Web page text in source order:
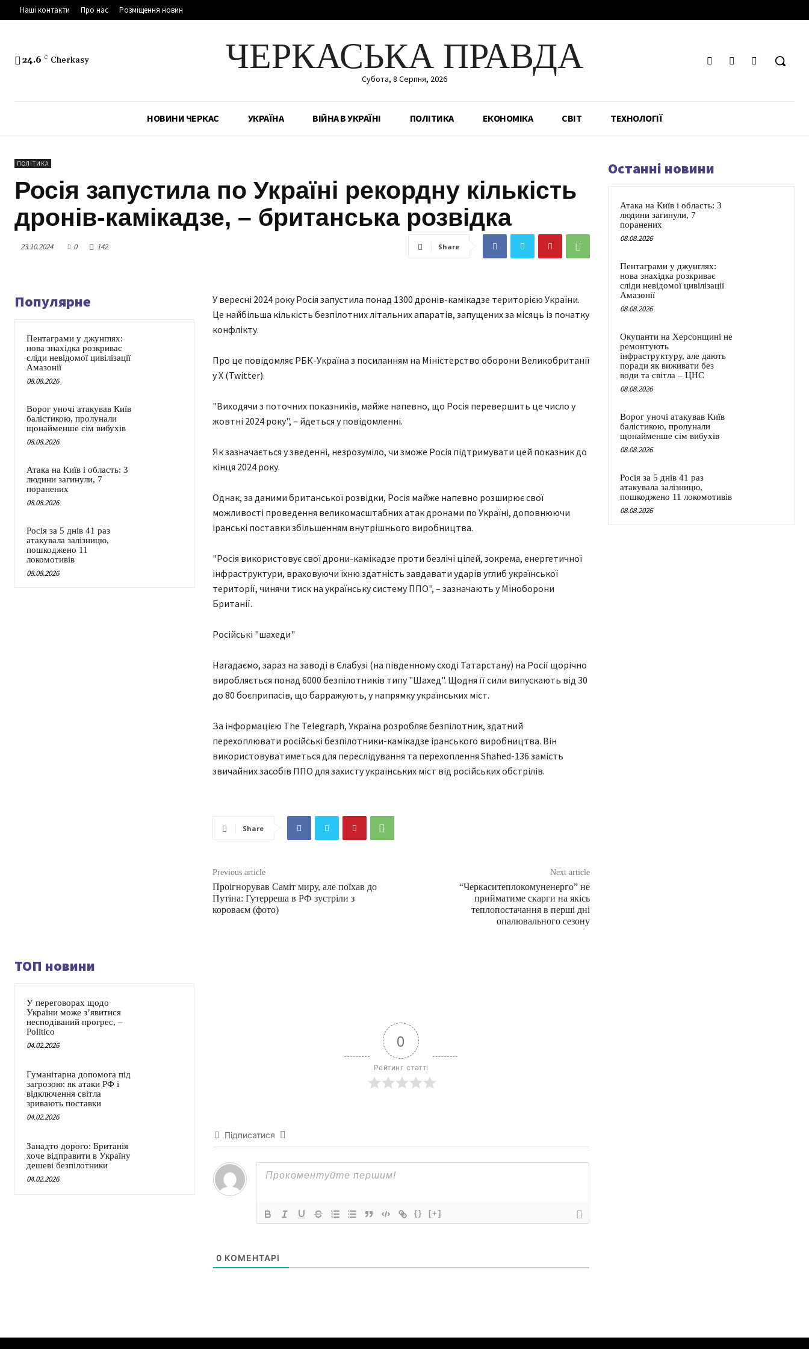
Наші контакти Про нас Розміщення новин
24.6 C Cherkasy ЧЕРКАСЬКА ПРАВДА
Субота, 8 Серпня, 2026
НОВИНИ ЧЕРКАС УКРАЇНА ВІЙНА В УКРАЇНІ ПОЛІТИКА ЕКОНОМІКА СВІТ ТЕХНОЛОГІЇ
ПОЛІТИКА
Росія запустила по Україні рекордну кількість
дронів-камікадзе, – британська розвідка
23.10.2024 0 142 Share
Популярне
Пентаграми у джунглях:
нова знахідка розкриває
сліди невідомої цивілізації
Амазонії
08.08.2026
Ворог уночі атакував Київ
балістикою, пролунали
щонайменше сім вибухів
08.08.2026
Атака на Київ і область: 3
людини загинули, 7
поранених
08.08.2026
Росія за 5 днів 41 раз
атакувала залізницю,
пошкоджено 11
локомотивів
08.08.2026
У вересні 2024 року Росія запустила понад 1300 дронів-камікадзе територією України.
Це найбільша кількість безпілотних літальних апаратів, запущених за місяць із початку
конфлікту.
Про це повідомляє РБК-Україна з посиланням на Міністерство оборони Великобританії
у X (Twitter).
"Виходячи з поточних показників, майже напевно, що Росія перевершить це число у
жовтні 2024 року", – йдеться у повідомленні.
Як зазначається у зведенні, незрозуміло, чи зможе Росія підтримувати цей показник до
кінця 2024 року.
Однак, за даними британської розвідки, Росія майже напевно розширює свої
можливості проведення великомасштабних атак дронами по Україні, доповнюючи
іранські поставки збільшенням внутрішнього виробництва.
"Росія використовує свої дрони-камікадзе проти безлічі цілей, зокрема, енергетичної
інфраструктури, враховуючи їхню здатність завдавати ударів углиб української
території, чинячи тиск на українську систему ППО", – зазначають у Міноборони
Британії.
Російські "шахеди"
Нагадаємо, зараз на заводі в Єлабузі (на південному сході Татарстану) на Росії щорічно
виробляється понад 6000 безпілотників типу "Шахед". Щодня її сили випускають від 30
до 80 боєприпасів, що барражують, у напрямку українських міст.
За інформацією The Telegraph, Україна розробляє безпілотник, здатний
перехоплювати російські безпілотники-камікадзе іранського виробництва. Він
використовуватиметься для переслідування та перехоплення Shahed-136 замість
звичайних засобів ППО для захисту українських міст від російських обстрілів.
Share
Previous article
Проігнорував Саміт миру, але поїхав до
Путіна: Гутерреша в РФ зустріли з
короваєм (фото)
Next article
“Черкаситеплокомуненерго” не
прийматиме скарги на якісь
теплопостачання в перші дні
опалювального сезону
ТОП новини
У переговорах щодо
України може з’явитися
несподіваний прогрес, –
Politico
04.02.2026
Гуманітарна допомога під
загрозою: як атаки РФ і
відключення світла
зривають поставки
04.02.2026
Занадто дорого: Британія
хоче відправити в Україну
дешеві безпілотники
04.02.2026
0
Рейтинг статті
Підписатися
{} [+]
0 КОМЕНТАРІ
Останні новини
Атака на Київ і область: 3
людини загинули, 7
поранених
08.08.2026
Пентаграми у джунглях:
нова знахідка розкриває
сліди невідомої цивілізації
Амазонії
08.08.2026
Окупанти на Херсонщині не
ремонтують
інфраструктуру, але дають
поради як виживати без
води та світла – ЦНС
08.08.2026
Ворог уночі атакував Київ
балістикою, пролунали
щонайменше сім вибухів
08.08.2026
Росія за 5 днів 41 раз
атакувала залізницю,
пошкоджено 11 локомотивів
08.08.2026